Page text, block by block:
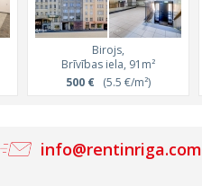
Birojs,
Brīvības iela, 91m²
500 € (5.5 €/m²)
info@rentinriga.com